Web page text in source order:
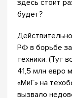
здесь стоит
будет?
РФ в борьбе
техники. (Тут
41,5 млн евро
«МиГ» на
вызвало